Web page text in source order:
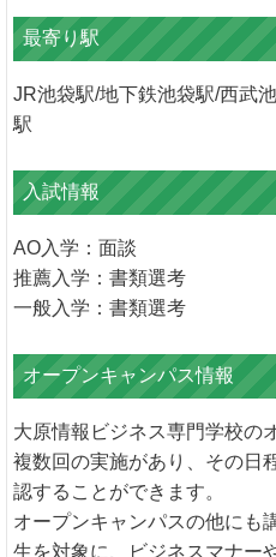
最寄り駅
JR池袋駅/地下鉄池袋駅/西武
駅
入試情報
AO入学：面談
推薦入学：書類選考
一般入学：書類選考
オープンキャンパス情報
大原情報ビジネス専門学校の
複数回の実施があり、その日
認することができます。
オープンキャンパスの他にも
生を対象に、ビジネスマナー